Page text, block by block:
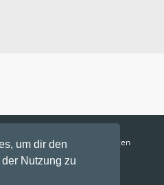
um dir den
Nutzung zu
Nutzungsbedingungen
UTC+02:00
August 2026, 17:19